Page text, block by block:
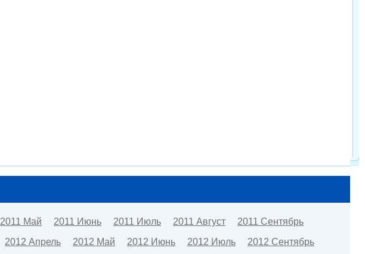
2011 Май 2011 Июнь 2011 Июль 2011 Август
2011 Сентябрь
2012 Апрель 2012 Май 2012 Июнь 2012 Июль 2012 Сентябрь